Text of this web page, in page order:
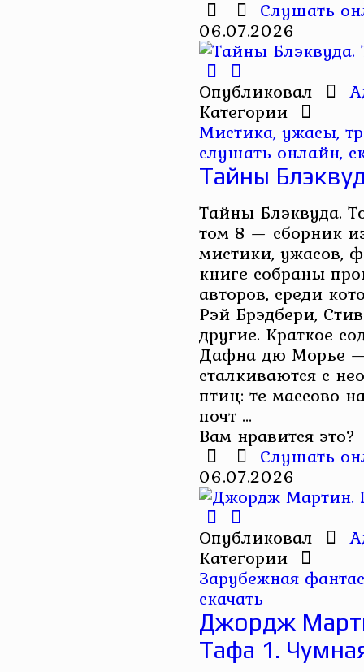
Слушать
06.07.2026
Опубликовал
Категории
Мистика, ужасы,
слушать онлайн,
Тайны
Тайны Блэквуда.
том 8 — сборник
мистики, ужасов,
книге собраны
авторов, среди
Рэй Брэдбери,
другие. Краткое
Дафна дю Морье
сталкиваются с
птиц: те массово
почт ...
Вам нравится это?
Слушать
06.07.2026
Опубликовал
Категории
Зарубежная
скачать
Джордж
Тафа 1.